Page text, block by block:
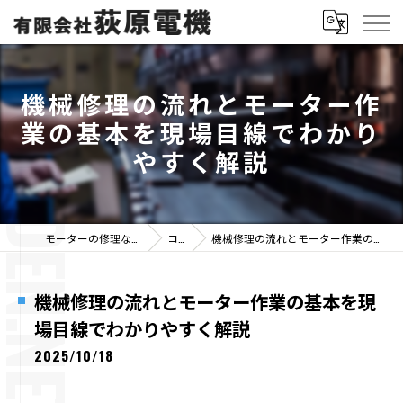
機械修理の流れとモーター作
業の基本を現場目線でわかり
やすく解説
コラム 機械修理の流れとモーター作業の基本を現場目線でわかりやすく解説
機械修理の流れとモーター作業の基本を現
場目線でわかりやすく解説
2025/10/18